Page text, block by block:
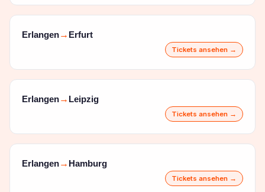
Erlangen→ Erfurt
Tickets ansehen →
Erlangen→ Leipzig
Tickets ansehen →
Erlangen→ Hamburg
Tickets ansehen →